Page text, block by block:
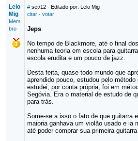
Lelo
Mig
Mem
bro
# set/12· Editado por: Lelo Mig
citar· votar
Jeps
No tempo de Blackmore, até o final
nenhuma teoria em escola para
escola erudita e um pouco de jazz.
Desta feita, quase todo mundo que
aprendido pouco, estudou pelo
estudei, por conta própria, foi em
Segóvia. Era o material de estudo de
para trás.
Some-se a isso o fato de que guitarra
maioria ganhava um violão usado e ia
até poder comprar sua primeira